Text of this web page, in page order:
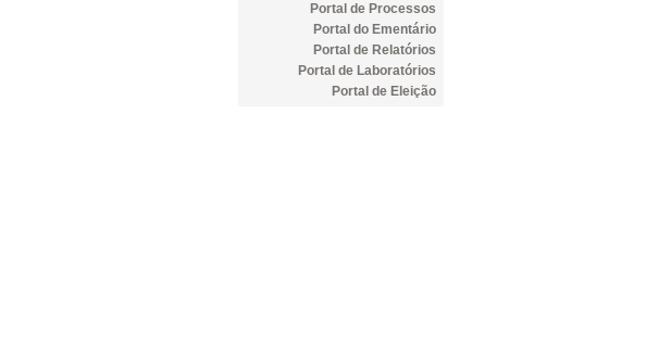
Portal de Processos
Portal do Ementário
Portal de Relatórios
Portal de Laboratórios
Portal de Eleição